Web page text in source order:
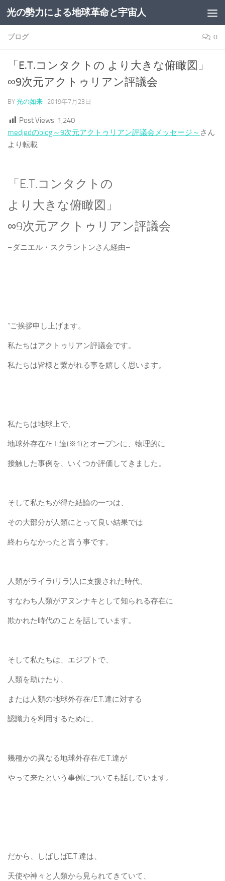
コンテンツへスキップ
光の勢力による地球革命と宇宙人
ブログ 0
「E.T.コンタクトの より大きな俯瞰図」
∞9次元アクトゥリアン評議会
BY 光の如来 · 2019年7月23日
Post Views: 1,240
medjedのblog～9次元アクトゥリアン評議会メッセージ～ さん
より転載
「E.T.コンタクトの
より大きな俯瞰図」
∞9次元アクトゥリアン評議会
–ダニエル・スクラントンさん経由–
“ご挨拶申し上げます。
私たちはアクトゥリアン評議会です。
私たちは皆様と繋がれる事を嬉しく思います。
私たちは地球上で、
地球外存在/E.T.達(※1)とオープンに、物理的に
接触した事例を、いくつか評価してきました。
そして私たちが得た結論の一つは、
その大部分が人類にとって良い結果では
終わらなかったと言う事です。
人類がライラ(リラ)人に支援された時代、
すなわち人類がアヌンナキとして知られる存在に
欺かれた時代のことを話しています。
そして私たちは、エジプトで、
人類を助けたり、
または人類の地球外存在/E.T.達に対する
認識力を利用するために、
幾種かの異なる地球外存在/E.T.達が
やって来たという事例についても話しています。
だから、しばしばE.T.達は、
天使や神々と人類から見られてきていて、